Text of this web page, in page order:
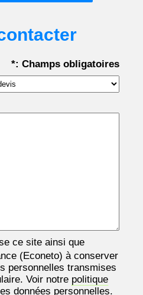
*: Champs obligatoires
ce site ainsi que
(Econeto) à conserver
personnelles transmises
Voir notre politique
données personnelles.